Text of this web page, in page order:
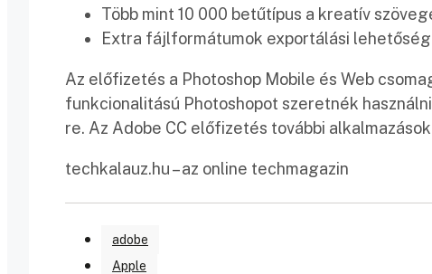
Több mint 10 000 betűtípus a kreatív
Extra fájlformátumok exportálási
Az előfizetés a Photoshop Mobile és Web
funkcionalitású Photoshopot szeretnék
re. Az Adobe CC előfizetés további
techkalauz.hu – az online techmagazin
adobe
Apple